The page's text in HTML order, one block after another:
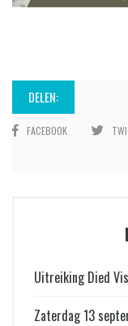
DELEN:
FACEBOOK
Uitreiking Died
Zaterdag 13